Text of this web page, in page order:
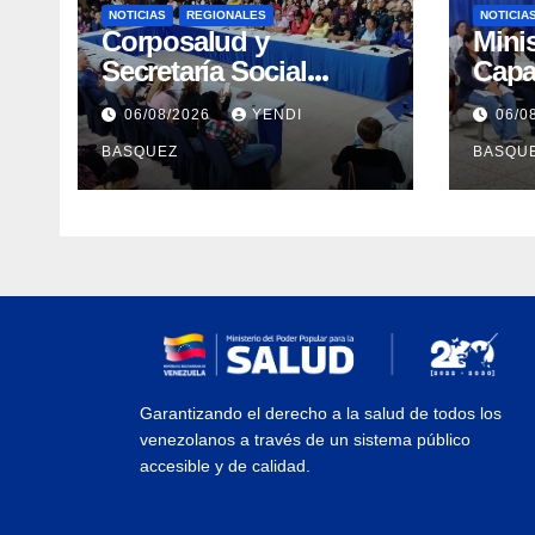
NOTICIAS REGIONALES
Corposalud y
Secretaría Social
fortalecen la atención
en 23 municipios
06/08/2026 YENDI
BASQUEZ
06/
Garantizando el derecho a la salud de todos los
venezolanos a través de un sistema público
accesible y de calidad.